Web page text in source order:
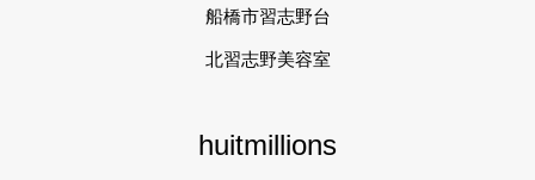
船橋市習志野台
北習志野美容室
huitmillions